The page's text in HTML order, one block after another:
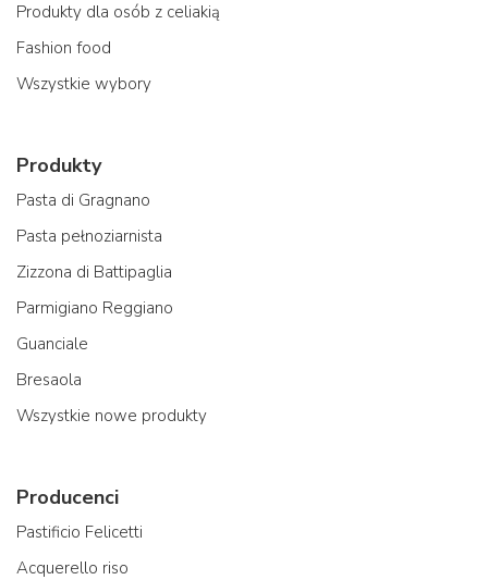
Produkty dla osób z celiakią
Fashion food
Wszystkie wybory
Produkty
Pasta di Gragnano
Pasta pełnoziarnista
Zizzona di Battipaglia
Parmigiano Reggiano
Guanciale
Bresaola
Wszystkie nowe produkty
Producenci
Pastificio Felicetti
Acquerello riso